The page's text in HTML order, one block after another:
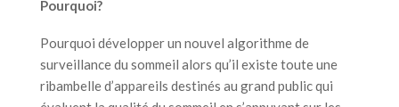
Pourquoi?
Pourquoi développer un nouvel algorithme de
surveillance du sommeil alors qu’il existe toute une
ribambelle d’appareils destinés au grand public qui